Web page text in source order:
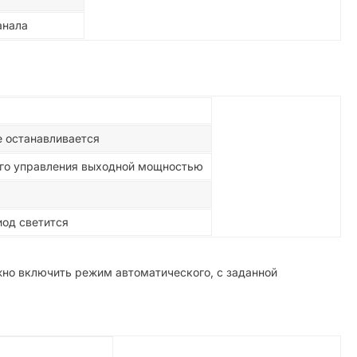
управления выходной мощностью
светится
включить режим автоматического, с заданной